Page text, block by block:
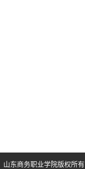
山东商务职业学院版权所有